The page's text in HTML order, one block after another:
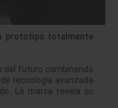
prototipo totalmente
del futuro combinando
tecnología avanzada
La marca revela su